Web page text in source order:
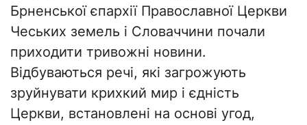
Брненської єпархії Православної Церкви
Чеських земель і Словаччини почали
приходити тривожні новини.
Відбуваються речі, які загрожують
зруйнувати крихкий мир і єдність
Церкви, встановлені на основі угод,